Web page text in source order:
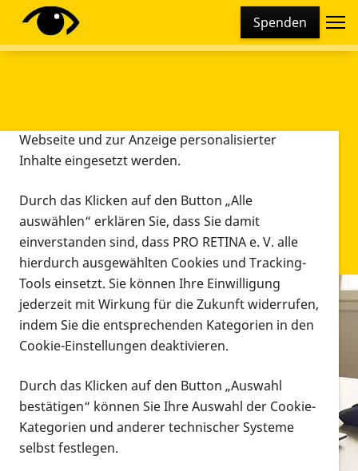
Spenden
Infomaterial
Infomaterial
Vorlesen
Alle Infomaterialien in verschiedenen
Formaten an einem Ort
Diese Webseite setzt verschiedene Cookies und
Tracking-Tools ein. Dies beinhaltet Cookies und
Webseite und zur Anzeige personalisierter
Inhalte eingesetzt werden.
Durch das Klicken auf den Button „Alle
auswählen“ erklären Sie, dass Sie damit
einverstanden sind, dass PRO RETINA e. V. alle
hierdurch ausgewählten Cookies und Tracking-
Tools einsetzt. Sie können Ihre Einwilligung
jederzeit mit Wirkung für die Zukunft widerrufen,
indem Sie die entsprechenden Kategorien in den
Cookie-Einstellungen deaktivieren.
Durch das Klicken auf den Button „Auswahl
bestätigen“ können Sie Ihre Auswahl der Cookie-
Kategorien und anderer technischer Systeme
selbst festlegen.